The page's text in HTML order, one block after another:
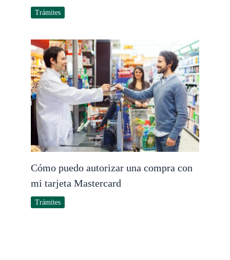
Trámites
Cómo puedo autorizar una compra con
mi tarjeta Mastercard
Trámites